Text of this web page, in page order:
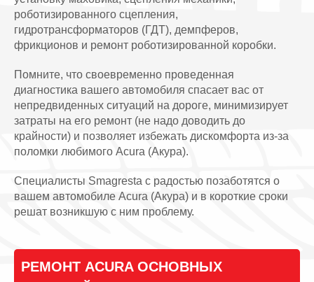
роботизированного сцепления,
гидротрансформаторов (ГДТ), демпферов,
фрикционов и ремонт роботизированной коробки.
Помните, что своевременно проведенная
диагностика вашего автомобиля спасает вас от
непредвиденных ситуаций на дороге, минимизирует
затраты на его ремонт (не надо доводить до
крайности) и позволяет избежать дискомфорта из-за
поломки любимого Acura (Акура).
Специалисты Smagresta с радостью позаботятся о
вашем автомобиле Acura (Акура) и в короткие сроки
решат возникшую с ним проблему.
РЕМОНТ ACURA ОСНОВНЫХ